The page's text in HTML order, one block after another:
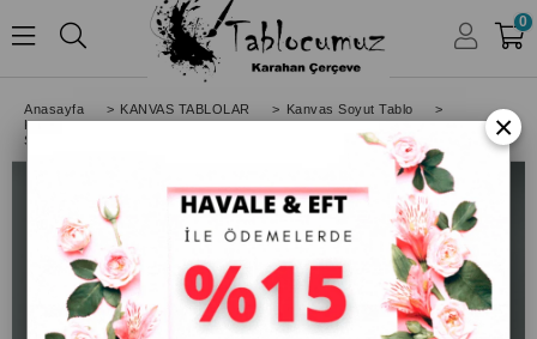
HESABIM
0
Anasayfa > KANVAS TABLOLAR > Kanvas Soyut Tablo
>
Kare Soyut Tablolar
>
Soyut Kanvas Tablo Soyut Modern Siyah Altın Petek
×